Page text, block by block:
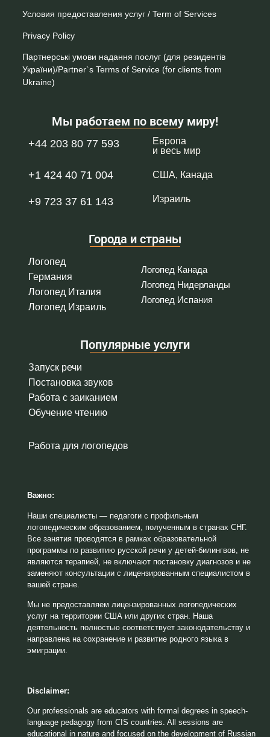
Условия предоставления услуг / Term of Services
Privacy Policy
Партнерські умови надання послуг (для резидентів
України)/Partner`s Terms of Service (for clients from
Ukraine)
Мы работаем по всему миру!
+44 203 80 77 593
Европа
и весь мир
+1 424 40 71 004 США, Канада
+9 723 37 61 143 Израиль
Города и страны
Логопед
Германия
Логопед Италия
Логопед Израиль
Логопед Канада
Логопед Нидерланды
Логопед Испания
Популярные услуги
Запуск речи
Постановка звуков
Работа с заиканием
Обучение чтению
Работа для логопедов
Важно:
Наши специалисты — педагоги с профильным
логопедическим образованием, полученным в странах СНГ.
Все занятия проводятся в рамках образовательной
программы по развитию русской речи у детей-билингвов, не
являются терапией, не включают постановку диагнозов и не
заменяют консультации с лицензированным специалистом в
вашей стране.
Мы не предоставляем лицензированных логопедических
услуг на территории США или других стран. Наша
деятельность полностью соответствует законодательству и
направлена на сохранение и развитие родного языка в
эмиграции.
Disclaimer:
Our professionals are educators with formal degrees in speech-
language pedagogy from CIS countries. All sessions are
educational in nature and focused on the development of Russian